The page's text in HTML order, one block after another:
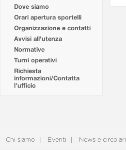
Dove siamo
Orari apertura sportelli
Organizzazione e contatti
Avvisi all'utenza
Normative
Turni operativi
Richiesta
informazioni/Contatta
l'ufficio
Chi siamo Eventi News e circolari